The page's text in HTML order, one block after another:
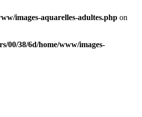
images-aquarelles-adultes.php on
00/38/6d/home/www/images-